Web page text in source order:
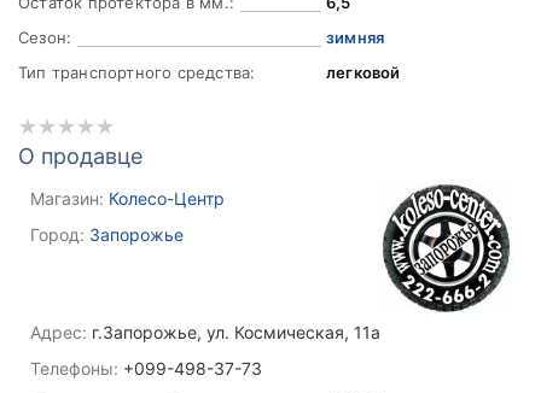
Сезон:
зимняя
Тип транспортного средства:
легковой
О продавце
Магазин: Колесо-Центр
Город: Запорожье
Адрес: г.Запорожье, ул. Космическая, 11а
Телефоны: +099-498-37-73